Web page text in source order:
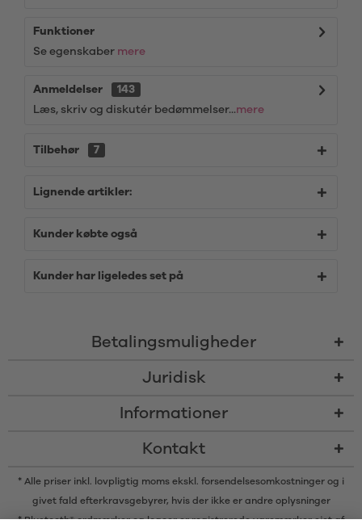
Funktioner
Se egenskaber mere
Anmeldelser
143
Læs, skriv og diskutér bedømmelser...mere
Tilbehør 7
Lignende artikler:
Kunder købte også
Kunder har ligeledes set på
Betalingsmuligheder
Juridisk
Informationer
Kontakt
* Alle priser inkl. lovpligtig moms ekskl. forsendelsesomkostninger og i
givet fald efterkravsgebyrer, hvis der ikke er andre oplysninger
* Bluetooth® ordmærker og logoer er registrerede varemærker ejet af